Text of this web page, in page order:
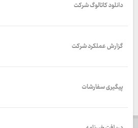
دانلود کاتالوگ شرکت
گزارش عملکرد شرکت
پیگیری سفارشات